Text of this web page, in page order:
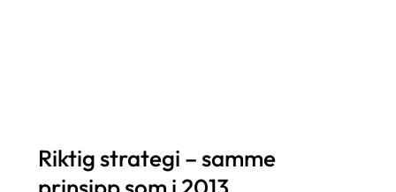
Riktig strategi – samme